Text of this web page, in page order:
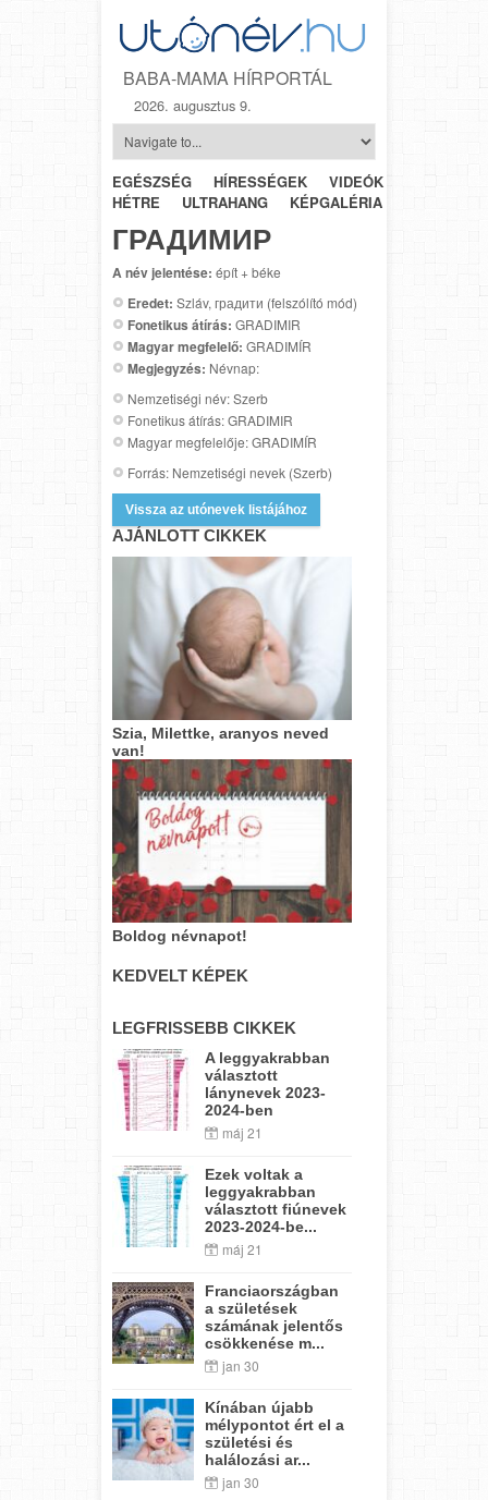
BABA-MAMA HÍRPORTÁL
2026. augusztus 9.
EGÉSZSÉG HÍRESSÉGEK VIDEÓK
HÉTRŐL-
HÉTRE
ULTRAHANG KÉPGALÉRIA
ГРАДИМИР
A név jelentése: épít + béke
Eredet: Szláv, градити (felszólító mód)
Fonetikus átírás: GRADIMIR
Magyar megfelelő: GRADIMÍR
Megjegyzés: Névnap:
Nemzetiségi név: Szerb
Fonetikus átírás: GRADIMIR
Magyar megfelelője: GRADIMÍR
Forrás: Nemzetiségi nevek (Szerb)
Vissza az utónevek listájához
AJÁNLOTT CIKKEK
Szia, Milettke, aranyos neved
van!
Boldog névnapot!
KEDVELT KÉPEK
LEGFRISSEBB CIKKEK
A leggyakrabban
választott
lánynevek 2023-
2024-ben
máj 21
Ezek voltak a
leggyakrabban
választott fiúnevek
2023-2024-be...
máj 21
Franciaországban
a születések
számának jelentős
csökkenése m...
jan 30
Kínában újabb
mélypontot ért el a
születési és
halálozási ar...
jan 30